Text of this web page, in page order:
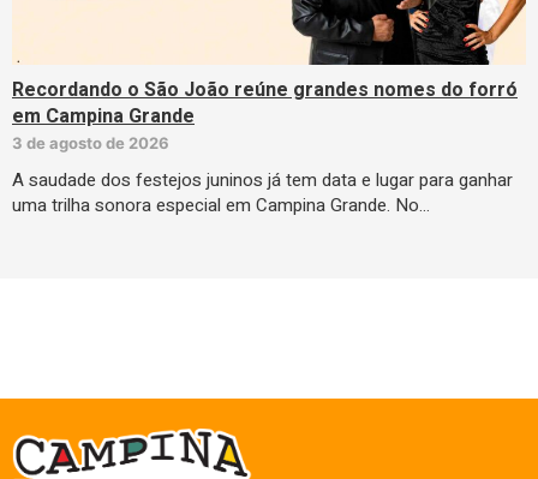
Recordando o São João reúne grandes nomes do forró
em Campina Grande
3 de agosto de 2026
A saudade dos festejos juninos já tem data e lugar para ganhar
uma trilha sonora especial em Campina Grande. No…